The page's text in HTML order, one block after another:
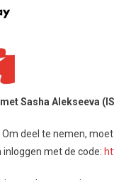
Sasha Alekseeva
deel te nemen,
met de code: